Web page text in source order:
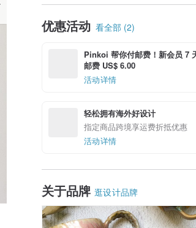
优惠活动 看全部 (2)
Pinkoi 帮你付邮费！新会员 7
邮费 US$ 6.00
活动详情
轻松拥有海外好设计
指定商品跨境享运费折抵优惠
活动详情
关于品牌 逛设计品牌